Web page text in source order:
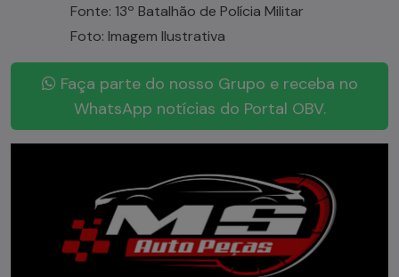
Fonte: 13º Batalhão de Polícia Militar
Foto: Imagem Ilustrativa
Faça parte do nosso Grupo e receba no
WhatsApp notícias do Portal OBV.